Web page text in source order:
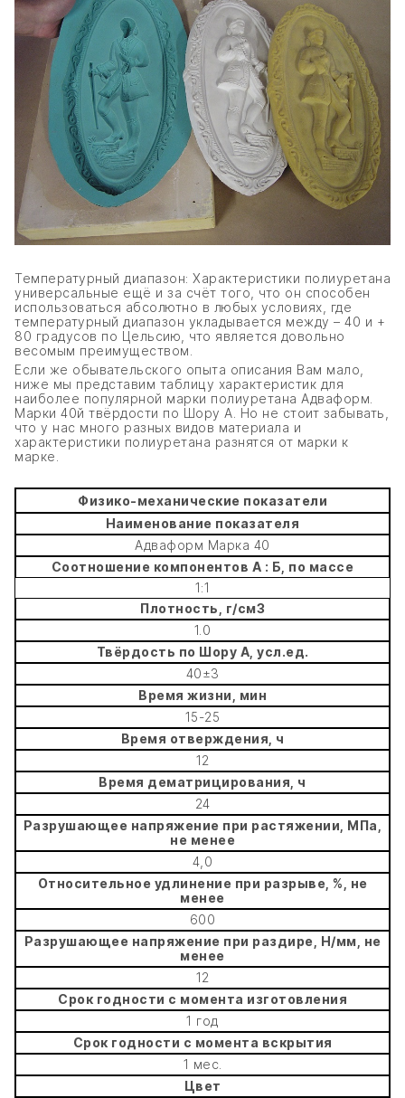
Температурный диапазон: Характеристики полиуретана
универсальные ещё и за счёт того, что он способен
использоваться абсолютно в любых условиях, где
температурный диапазон укладывается между – 40 и +
80 градусов по Цельсию, что является довольно
весомым преимуществом.
Если же обывательского опыта описания Вам мало,
ниже мы представим таблицу характеристик для
наиболее популярной марки полиуретана Адваформ.
Марки 40й твёрдости по Шору А. Но не стоит забывать,
что у нас много разных видов материала и
характеристики полиуретана разнятся от марки к
марке.
Физико-механические показатели
Наименование показателя
Адваформ Марка 40
Соотношение компонентов А : Б, по массе
1:1
Плотность, г/см3
1.0
Твёрдость по Шору А, усл.ед.
40±3
Время жизни, мин
15-25
Время отверждения, ч
12
Время дематрицирования, ч
24
Разрушающее напряжение при растяжении, МПа,
не менее
4,0
Относительное удлинение при разрыве, %, не
менее
600
Разрушающее напряжение при раздире, Н/мм, не
менее
12
Срок годности с момента изготовления
1 год
Срок годности с момента вскрытия
1 мес.
Цвет